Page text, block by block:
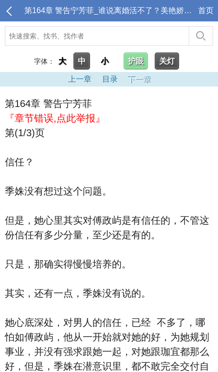
第164章 警告宁芳菲_谁说离婚活不了？美艳娇妻横着走！ 首页
字体： 大 中 小 护眼 关灯
上一章 目录 下一章
第164章 警告宁芳菲
『章节错误,点此举报』
第(1/3)页
信任？
季姝没有想过这个问题。
但是，她心里其实对傅政屿是有信任的，不管这
份信任有多少分量，至少还是有的。
只是，那确实得慢慢培养的。
其实，还有一点，季姝没有说的。
她心底深处，对男人的信任，已经 不多了，哪
怕如傅政屿，他从一开始就对她的好，为她规划
事业，并没有强求跟她一起，对她跟珈宜都那么
好，但是，季姝在潜意识里，都不敢完全交付自